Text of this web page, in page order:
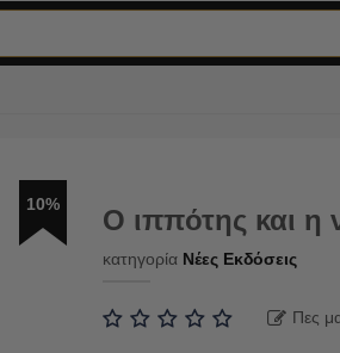
10% Ο ιππότης και η
κατηγορία Νέες Εκδόσεις
Πες